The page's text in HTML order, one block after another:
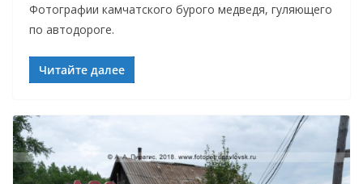
Фотографии камчатского бурого медведя, гуляющего
по автодороге.
Читайте далее